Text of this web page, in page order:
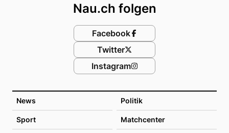
News Politik
Sport Matchcenter
Nau.ch folgen
Facebook
Twitter
Instagram